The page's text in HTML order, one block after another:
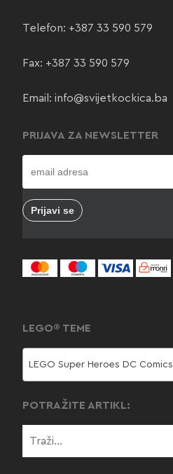
Telefon: +387 33 590 579
Fax: +387 33 590 579
Email: info@svijetkockica.ba
PRIJAVA ZA NEWSLETTER
LEGO® TEME
LEGO Super Heroes DC Comics
POTRAŽITE ARTIKL: